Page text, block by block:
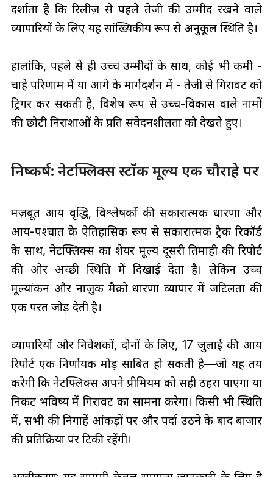
दर्शाता है कि रिलीज़ से पहले तेजी की उम्मीद रखने वाले
व्यापारियों के लिए यह सांख्यिकीय रूप से अनुकूल स्थिति है।
हालांकि, पहले से ही उच्च उम्मीदों के साथ, कोई भी कमी -
चाहे परिणाम में या आगे के मार्गदर्शन में - तेजी से गिरावट को
ट्रिगर कर सकती है, विशेष रूप से उच्च-विकास वाले नामों
की छोटी निराशाओं के प्रति संवेदनशीलता को देखते हुए।
निष्कर्ष: नेटफ्लिक्स स्टॉक मूल्य एक चौराहे पर
मज़बूत आय वृद्धि, विश्लेषकों की सकारात्मक धारणा और
आय-पश्चात के ऐतिहासिक रूप से सकारात्मक ट्रैक रिकॉर्ड
के साथ, नेटफ्लिक्स का शेयर मूल्य दूसरी तिमाही की रिपोर्ट
की ओर अच्छी स्थिति में दिखाई देता है। लेकिन उच्च
मूल्यांकन और नाज़ुक मैक्रो धारणा व्यापार में जटिलता की
एक परत जोड़ देती है।
व्यापारियों और निवेशकों, दोनों के लिए, 17 जुलाई की आय
रिपोर्ट एक निर्णायक मोड़ साबित हो सकती है—जो यह तय
करेगी कि नेटफ्लिक्स अपने प्रीमियम को सही ठहरा पाएगा या
निकट भविष्य में गिरावट का सामना करेगा। किसी भी स्थिति
में, सभी की निगाहें आंकड़ों पर और पर्दा उठने के बाद बाजार
की प्रतिक्रिया पर टिकी रहेंगी।